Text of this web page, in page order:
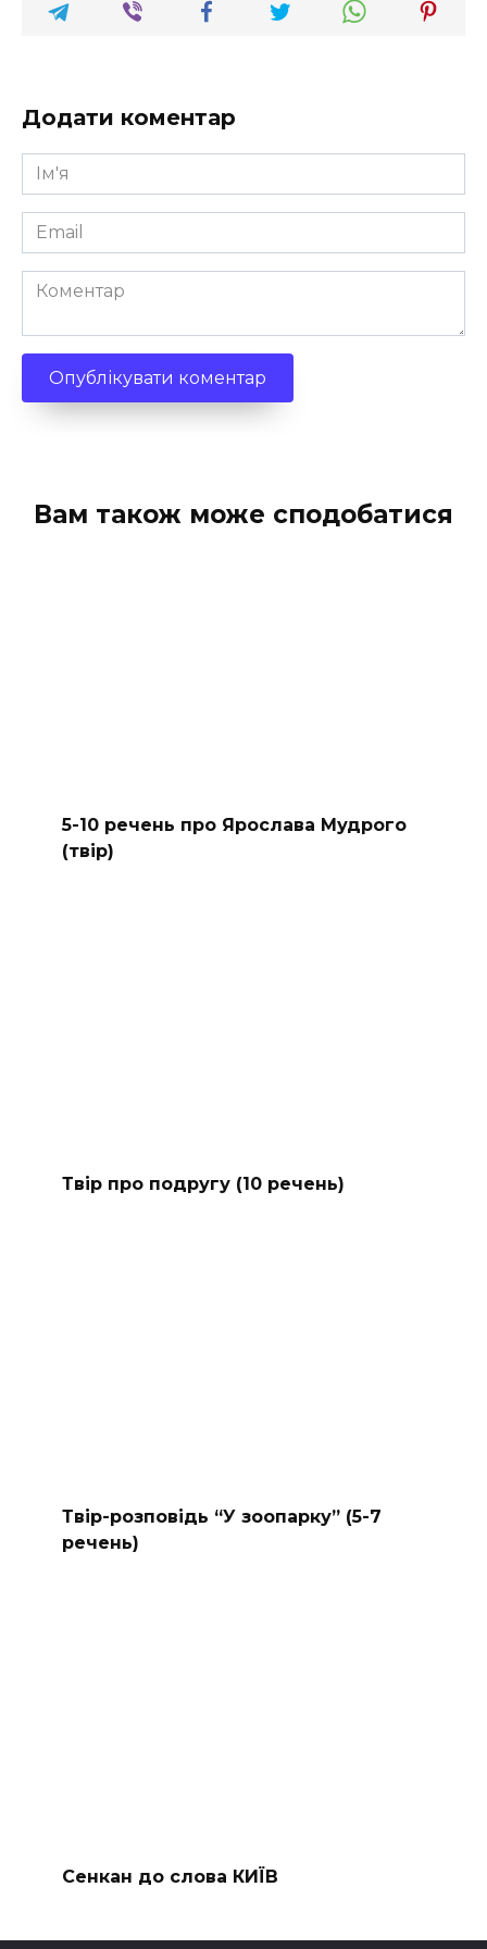
Додати коментар
Ім'я
*
Email
*
Коментар
Вам також може сподобатися
5-10 речень про Ярослава Мудрого
(твір)
Твір про подругу (10 речень)
Твір-розповідь “У зоопарку” (5-7
речень)
Сенкан до слова КИЇВ